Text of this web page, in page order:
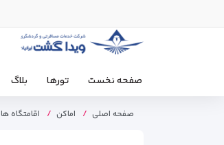
صفحه نخست تورها بلاگ
صفحه اصلی اماکن اقامتگاه ها